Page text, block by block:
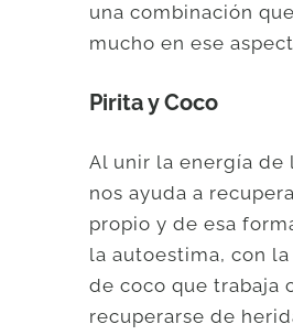
una combinación
mucho en ese
Pirita y Coco
Al unir la energía de
nos ayuda a
propio y de esa
la autoestima, con
de coco que trabaja
recuperarse de